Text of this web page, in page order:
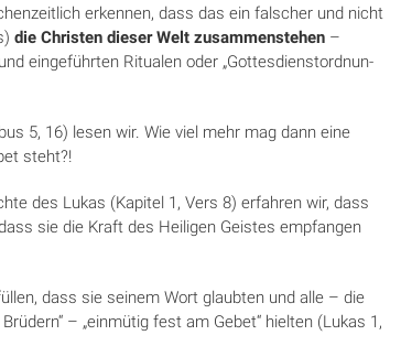
erkennen, dass das ein falscher und nicht
die Christen dieser Welt zusammenstehen –
ein­geführten Ritualen oder „Gottesdienst­ord­nun­
5, 16) lesen wir. Wie viel mehr mag dann eine
steht?!
des Lukas (Kapitel 1, Vers 8) erfah­ren wir, dass
sie die Kraft des Heili­gen Geistes empfangen
dass sie seinem Wort glaubten und alle – die
– „einmütig fest am Ge­bet“ hielten (Lukas 1,